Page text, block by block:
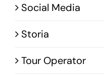
Social Media
Storia
Tour Operator